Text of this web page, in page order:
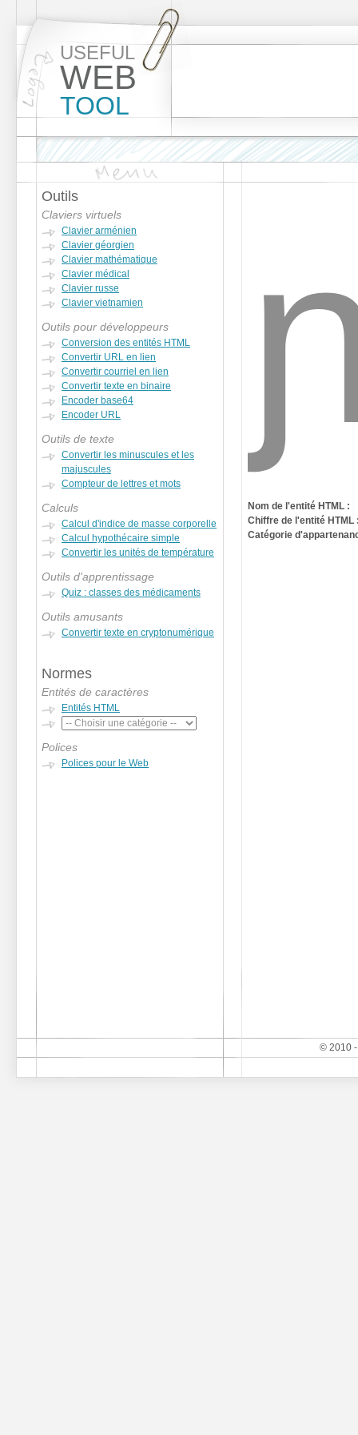
USEFUL
WEB
TOOL
Outils
Claviers virtuels
Clavier arménien
Clavier géorgien
Clavier mathématique
Clavier médical
Clavier russe
Clavier vietnamien
Outils pour développeurs
Conversion des entités HTML
Convertir URL en lien
Convertir courriel en lien
Convertir texte en binaire
Encoder base64
Encoder URL
Outils de texte
Convertir les minuscules et les
majuscules
Compteur de lettres et mots
Calculs
Calcul d'indice de masse corporelle
Calcul hypothécaire simple
Convertir les unités de température
Outils d'apprentissage
Quiz : classes des médicaments
Outils amusants
Convertir texte en cryptonumérique
Normes
Entités de caractères
Entités HTML
Polices
Polices pour le Web
Nom de l'entité HTML :
Chiffre de l'entité HTML
Catégorie
© 2010